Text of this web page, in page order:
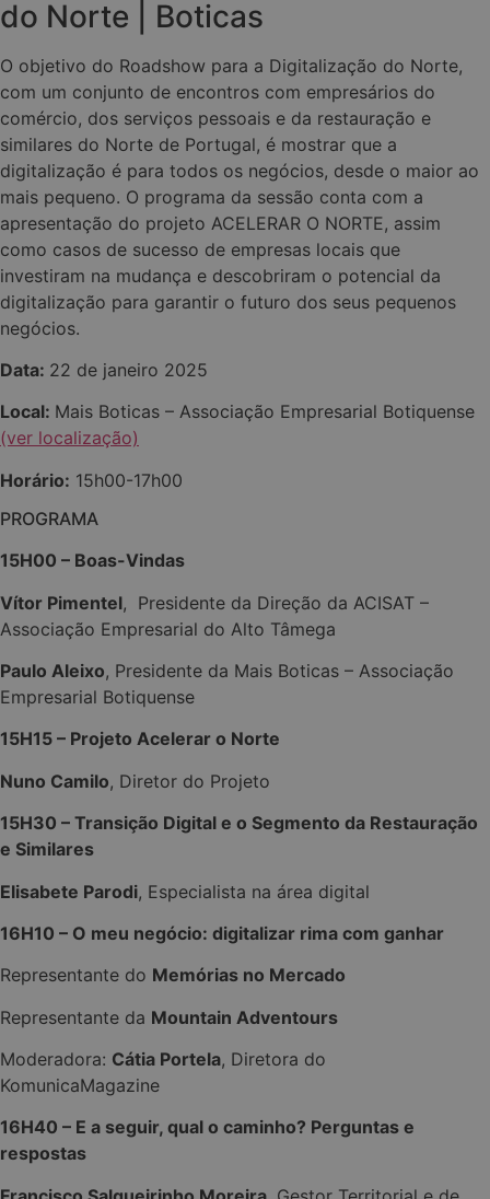
do Norte | Boticas
O objetivo do Roadshow para a Digitalização do Norte,
com um conjunto de encontros com empresários do
comércio, dos serviços pessoais e da restauração e
similares do Norte de Portugal, é mostrar que a
digitalização é para todos os negócios, desde o maior ao
mais pequeno. O programa da sessão conta com a
apresentação do projeto ACELERAR O NORTE, assim
como casos de sucesso de empresas locais que
investiram na mudança e descobriram o potencial da
digitalização para garantir o futuro dos seus pequenos
negócios.
Data: 22 de janeiro 2025
Local: Mais Boticas – Associação Empresarial Botiquense
(ver localização)
Horário: 15h00-17h00
PROGRAMA
15H00 – Boas-Vindas
Vítor Pimentel, Presidente da Direção da ACISAT –
Associação Empresarial do Alto Tâmega
Paulo Aleixo, Presidente da Mais Boticas – Associação
Empresarial Botiquense
15H15 – Projeto Acelerar o Norte
Nuno Camilo, Diretor do Projeto
15H30 – Transição Digital e o Segmento da Restauração
e Similares
Elisabete Parodi, Especialista na área digital
16H10 – O meu negócio: digitalizar rima com ganhar
Representante do Memórias no Mercado
Representante da Mountain Adventours
Moderadora: Cátia Portela, Diretora do
KomunicaMagazine
16H40 – E a seguir, qual o caminho? Perguntas e
respostas